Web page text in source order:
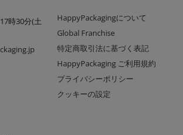
時30分(土
HappyPackagingについて
Global Franchise
特定商取引法に基づく表記
HappyPackaging ご利用規約
プライバシーポリシー
クッキーの設定